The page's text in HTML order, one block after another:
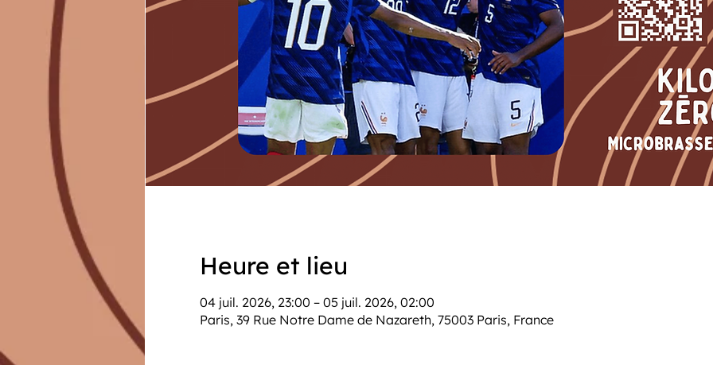
Heure et lieu
04 juil. 2026, 23:00 – 05 juil. 2026, 02:00
Paris, 39 Rue Notre Dame de Nazareth, 75003 Paris, France